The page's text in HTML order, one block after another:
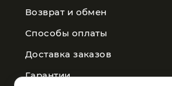
Возврат и обмен
Способы оплаты
Доставка заказов
Гарантии